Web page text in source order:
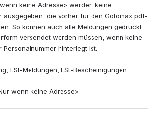
keine Adresse> werden keine
ausgegeben, die vorher für den Gotomax pdf-
So können auch alle Meldungen gedruckt
versendet werden müssen, wenn keine
hinterlegt ist.
LSt-Meldungen, LSt-Bescheinigungen
wenn keine Adresse>